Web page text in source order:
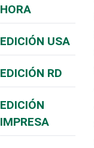
HORA
EDICIÓN USA
EDICIÓN RD
EDICIÓN
IMPRESA